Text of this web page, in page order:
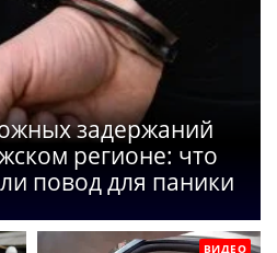
задержаний
регионе: что
повод для паники
ВИДЕО